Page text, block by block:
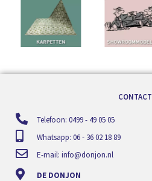
CONTACT
Telefoon: 0499 - 49 05 05
Whatsapp: 06 - 36 02 18 89
E-mail: info@donjon.nl
DE DONJON